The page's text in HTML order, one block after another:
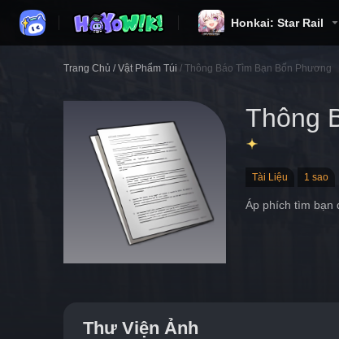
Honkai: Star Rail
Trang Chủ / Vật Phẩm Túi / Thông Báo Tìm Bạn Bốn Phương
Thông
Tài Liệu 1 sao
Áp phích tìm bạn
Thư Viện Ảnh